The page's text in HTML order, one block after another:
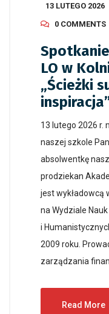
13 LUTEGO 2026
0 COMMENTS
LO w
„Ścieżki
13 lutego 2026 r.
naszej szkole
absolwentkę
prodziekan
jest wykładowcą
na Wydziale
i
2009 roku.
zarządzania
Read More